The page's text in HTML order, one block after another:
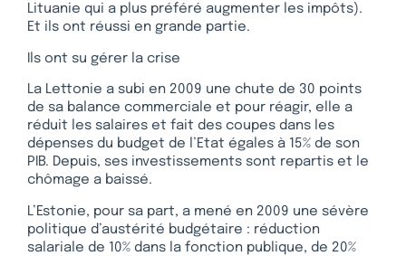
Lituanie qui a plus préféré augmenter les impôts).
Et ils ont réussi en grande partie.
Ils ont su gérer la crise
La Lettonie a subi en 2009 une chute de 30 points
de sa balance commerciale et pour réagir, elle a
réduit les salaires et fait des coupes dans les
dépenses du budget de l’Etat égales à 15% de son
PIB. Depuis, ses investissements sont repartis et le
chômage a baissé.
L’Estonie, pour sa part, a mené en 2009 une sévère
politique d’austérité budgétaire : réduction
salariale de 10% dans la fonction publique, de 20%